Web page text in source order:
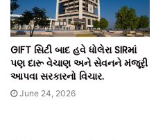
ટીમ બિલ્ટ ઈન્ડિયા, સૌજન્ય-
GIFT સિટી બાદ હવે ધોલેરા SIRમાં
પણ દારૂ વેચાણ અને સેવનને મંજૂરી
આપવા સરકારનો વિચાર.
June 24, 2026